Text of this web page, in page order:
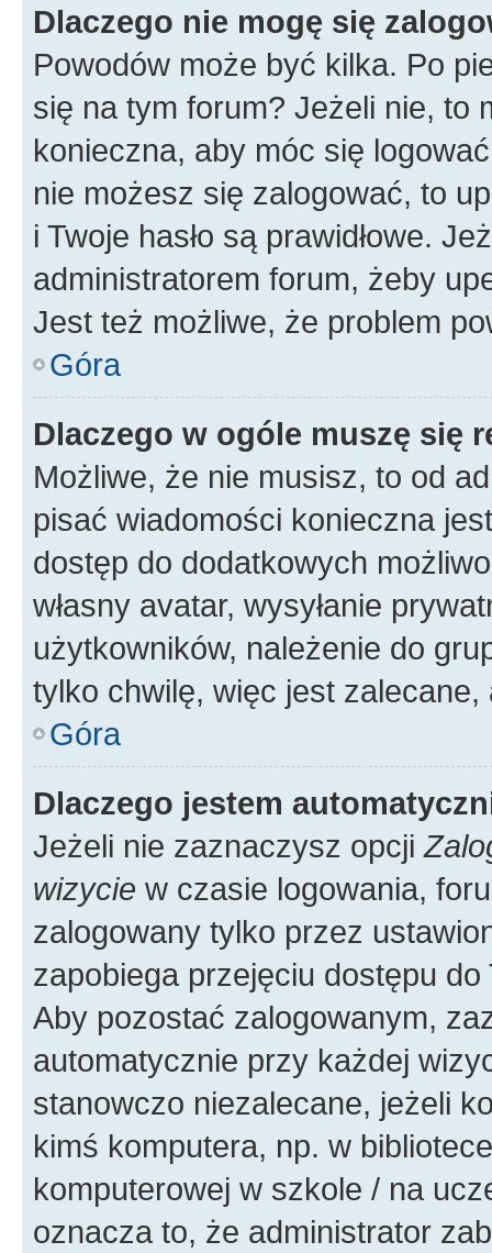
Dlaczego nie mogę się
Powodów może być kilka. Po
się na tym forum? Jeżeli nie, to
konieczna, aby móc się
nie możesz się zalogować, to
i Twoje hasło są prawidłowe.
administratorem forum, żeby
Jest też możliwe, że problem
Góra
Dlaczego w ogóle muszę się
Możliwe, że nie musisz, to od
pisać wiadomości konieczna
dostęp do dodatkowych
własny avatar, wysyłanie
użytkowników, należenie do
tylko chwilę, więc jest zalecane,
Góra
Dlaczego jestem
Jeżeli nie zaznaczysz opcji
wizycie w czasie logowania,
zalogowany tylko przez
zapobiega przejęciu dostępu
Aby pozostać zalogowanym,
automatycznie przy każdej
stanowczo niezalecane, jeżeli
kimś komputera, np. w
komputerowej w szkole / na
oznacza to, że administrator